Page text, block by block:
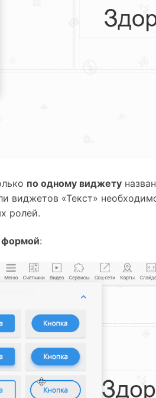
по одному виджету
виджетов «Текст»
ролей.
формой: